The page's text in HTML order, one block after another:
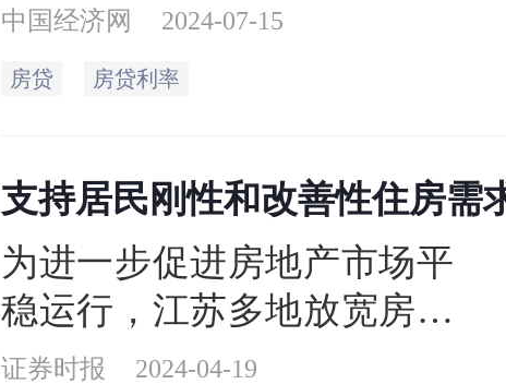
中国经济网 2024-07-15
房贷 房贷利率
支持居民刚性和改善性住房需
消首 套房贷款利率下限
为进一步促进房地产市场平
稳运行，江苏多地放宽房贷
款利率政策
证券时报 2024-04-19